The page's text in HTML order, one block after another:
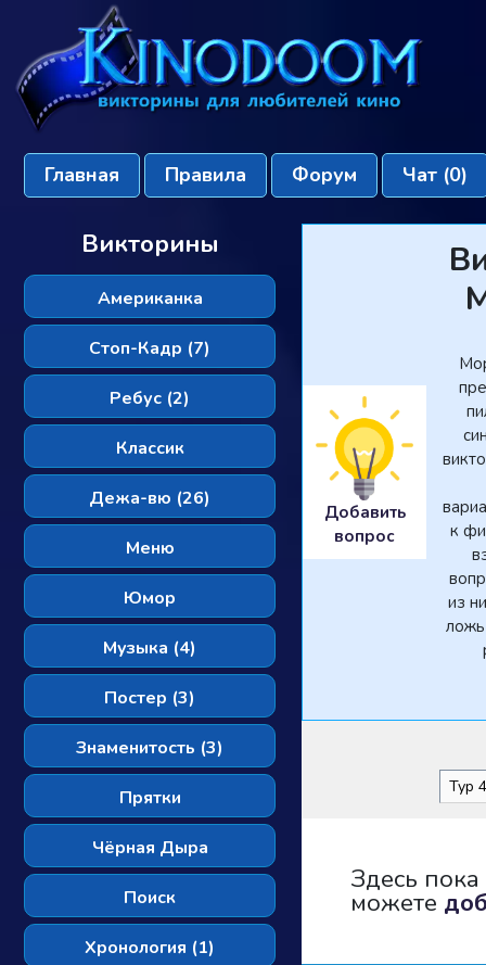
Главная Правила Форум Чат (0)
Викторины
Американка
Стоп-Кадр (7)
Ребус (2)
Классик
Дежа-вю (26)
Меню
Юмор
Музыка (4)
Постер (3)
Знаменитость (3)
Прятки
Чёрная Дыра
Поиск
Хронология (1)
Добавить
вопрос
к
из
Здесь
можете